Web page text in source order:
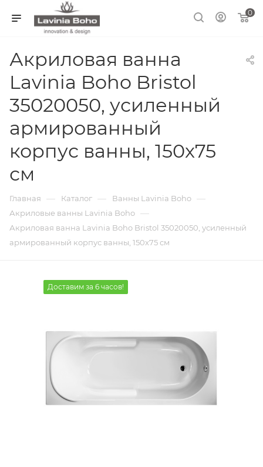
0
Акриловая ванна
Lavinia Boho Bristol
35020050, усиленный
армированный
корпус ванны, 150x75
см
Главная — Каталог — Ванны Lavinia Boho —
Акриловые ванны Lavinia Boho —
Акриловая ванна Lavinia Boho Bristol 35020050, усиленный
армированный корпус ванны, 150x75 см
Доставим за 6 часов!